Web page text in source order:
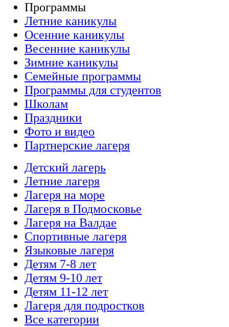
Программы
Летние каникулы
Осенние каникулы
Весенние каникулы
Зимние каникулы
Семейные программы
Программы для студентов
Школам
Праздники
Фото и видео
Партнерские лагеря
Детский лагерь
Летние лагеря
Лагеря на море
Лагеря в Подмосковье
Лагеря на Валдае
Спортивные лагеря
Языковые лагеря
Детям 7-8 лет
Детям 9-10 лет
Детям 11-12 лет
Лагеря для подростков
Все категории